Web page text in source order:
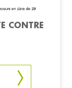
CONTRE